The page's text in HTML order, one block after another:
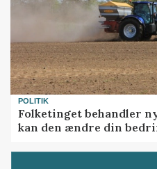
POLITIK
Folketinget behandler
kan den ændre din